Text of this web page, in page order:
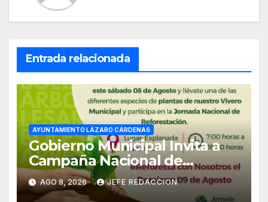
Entrada relacionada
AYUNTAMIENTO LÁZARO CÁRDENAS
Gobierno Municipal Invita a
Campaña Nacional de
Reforestación
AGO 8, 2026 JEFE REDACCION